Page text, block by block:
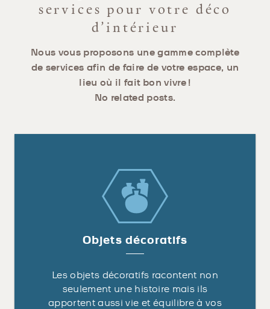
services pour votre déco
d’intérieur
Nous vous proposons une gamme complète
de services afin de faire de votre espace, un
lieu où il fait bon vivre !
No related posts.
Objets décoratifs
Les objets décoratifs racontent non
seulement une histoire mais ils
apportent aussi vie et équilibre à vos